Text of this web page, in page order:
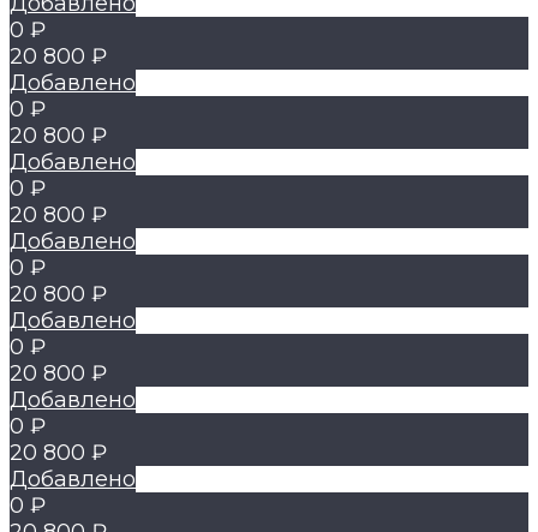
0 ₽
20 800 ₽
Добавлено
0 ₽
20 800 ₽
Добавлено
0 ₽
20 800 ₽
Добавлено
0 ₽
20 800 ₽
Добавлено
0 ₽
20 800 ₽
Добавлено
0 ₽
20 800 ₽
Добавлено
0 ₽